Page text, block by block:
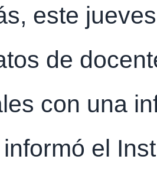
este
de
con una
el